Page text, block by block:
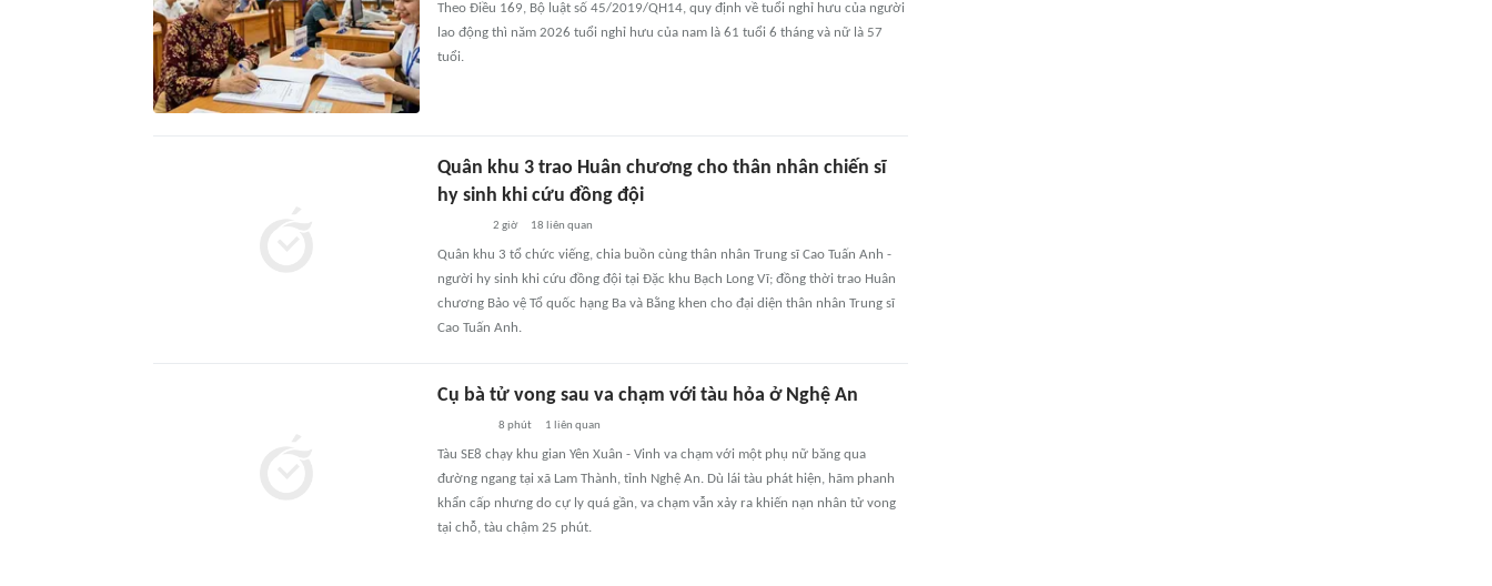
Theo Điều 169, Bộ luật số 45/2019/QH14, quy định về tuổi nghỉ hưu của người
lao động thì năm 2026 tuổi nghỉ hưu của nam là 61 tuổi 6 tháng và nữ là 57
tuổi.
Quân khu 3 trao Huân chương cho thân nhân chiến sĩ
hy sinh khi cứu đồng đội
2 giờ 18 liên quan
Quân khu 3 tổ chức viếng, chia buồn cùng thân nhân Trung sĩ Cao Tuấn Anh -
người hy sinh khi cứu đồng đội tại Đặc khu Bạch Long Vĩ; đồng thời trao Huân
chương Bảo vệ Tổ quốc hạng Ba và Bằng khen cho đại diện thân nhân Trung sĩ
Cao Tuấn Anh.
Cụ bà tử vong sau va chạm với tàu hỏa ở Nghệ An
8 phút 1 liên quan
Tàu SE8 chạy khu gian Yên Xuân - Vinh va chạm với một phụ nữ băng qua
đường ngang tại xã Lam Thành, tỉnh Nghệ An. Dù lái tàu phát hiện, hãm phanh
khẩn cấp nhưng do cự ly quá gần, va chạm vẫn xảy ra khiến nạn nhân tử vong
tại chỗ, tàu chậm 25 phút.